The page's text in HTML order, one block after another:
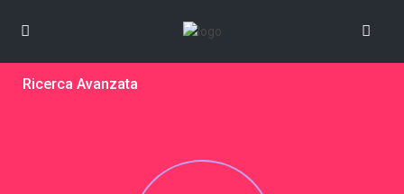
Ricerca Avanzata